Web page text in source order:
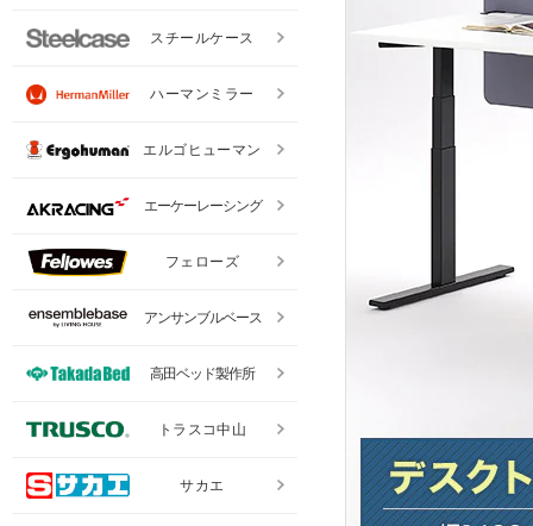
スチールケース
ハーマンミラー
エルゴヒューマン
エーケーレーシング
フェローズ
アンサンブルベース
高田ベッド製作所
トラスコ中山
サカエ